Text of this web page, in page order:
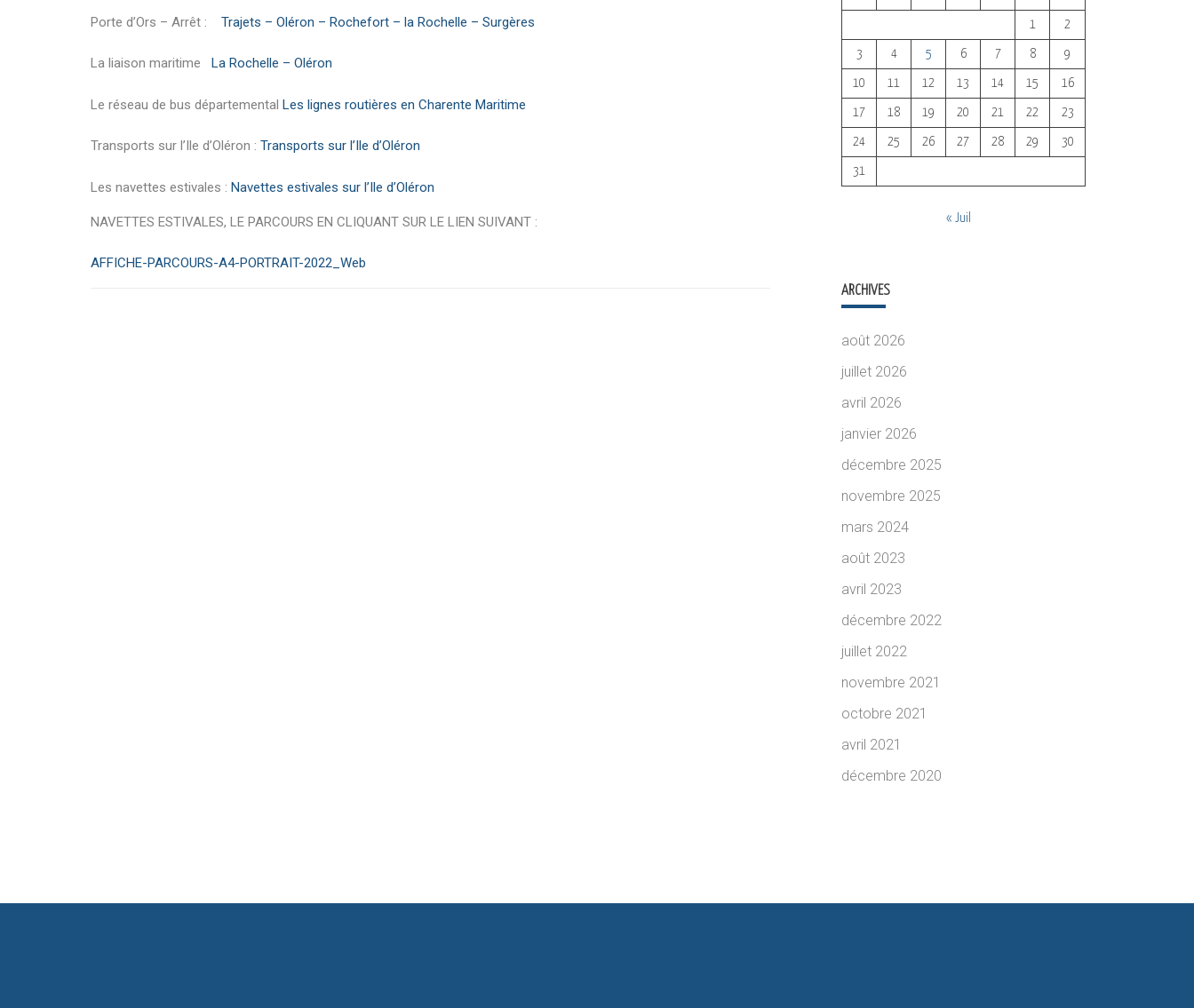
Porte d’Ors – Arrêt : Trajets – Oléron – Rochefort – la Rochelle – Surgères
La liaison maritime La Rochelle – Oléron
Le réseau de bus départemental Les lignes routières en Charente Maritime
Transports sur l’Ile d’Oléron : Transports sur l’Ile d’Oléron
Les navettes estivales : Navettes estivales sur l’Ile d’Oléron
NAVETTES ESTIVALES, LE PARCOURS EN CLIQUANT SUR LE LIEN SUIVANT :
AFFICHE-PARCOURS-A4-PORTRAIT-2022_Web
1 2
3 4 5 6 7 8 9
10 11 12 13 14 15 16
17 18 19 20 21 22 23
24 25 26 27 28 29 30
31
« Juil
ARCHIVES
août 2026
juillet 2026
avril 2026
janvier 2026
décembre 2025
novembre 2025
mars 2024
août 2023
avril 2023
décembre 2022
juillet 2022
novembre 2021
octobre 2021
avril 2021
décembre 2020